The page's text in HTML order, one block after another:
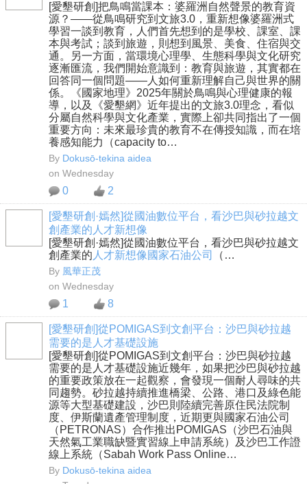
[愛墾研創]把鳥鳴當課本：婆羅洲自然聲景的教育資
源？——從鳥鳴研究到文旅3.0，重新想像婆羅洲式
學習一談到教育，人們首先想到的是學校、課室、課
本與考試；談到旅遊，則想到風景、美食、住宿與交
通。另一方面，當環境心理學、生態科學與文化研究
逐漸匯流，我們開始意識到：教育與旅遊，其實都在
回答同一個問題——人如何重新理解自己與世界的關
係。《國家地理》2025年關於鳥鳴與心理健康的報
導，以及《愛墾網》近年提出的文旅3.0理念，看似
分屬自然科學與文化產業，實際上卻共同指出了一個
重要方向：未來最珍貴的教育不在傳授知識，而在培
養感知能力（capacity to…
By Dokusō-tekina aidea
on Wednesday
0 2
[愛墾研創·嫣然]從國油數位平台，看沙巴與砂拉越文
創產業的人才新想像
[愛墾研創·嫣然]從國油數位平台，看沙巴與砂拉越文
創產業的 人才新想像 國家石油公司 （…
By 風華正茂
on Wednesday
1 8
[愛墾研創]從POMIGAS到文創平台：沙巴與砂拉越
需要的是人才基礎設施
[愛墾研創]從POMIGAS到文創平台：沙巴與砂拉越
需要的是人才基礎設施近幾年，如果把沙巴與砂拉越
的重要政策放在一起觀察，會發現一個耐人尋味的共
同趨勢。砂拉越持續推進橋梁、公路、港口及綠色能
源等大型基礎建設，沙巴則陸續完善原住民法院制
度、伊斯蘭遺產管理制度，近期更與國家石油公司
（PETRONAS）合作推出POMIGAS（沙巴石油與
天然氣工業職缺暨實習線上申請系統）及沙巴工作證
線上系統（Sabah Work Pass Online…
By Dokusō-tekina aidea